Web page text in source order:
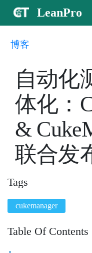
LeanPro
博客
自动化
体化：
&
联合发
Tags
cukemanager
Table Of Contents